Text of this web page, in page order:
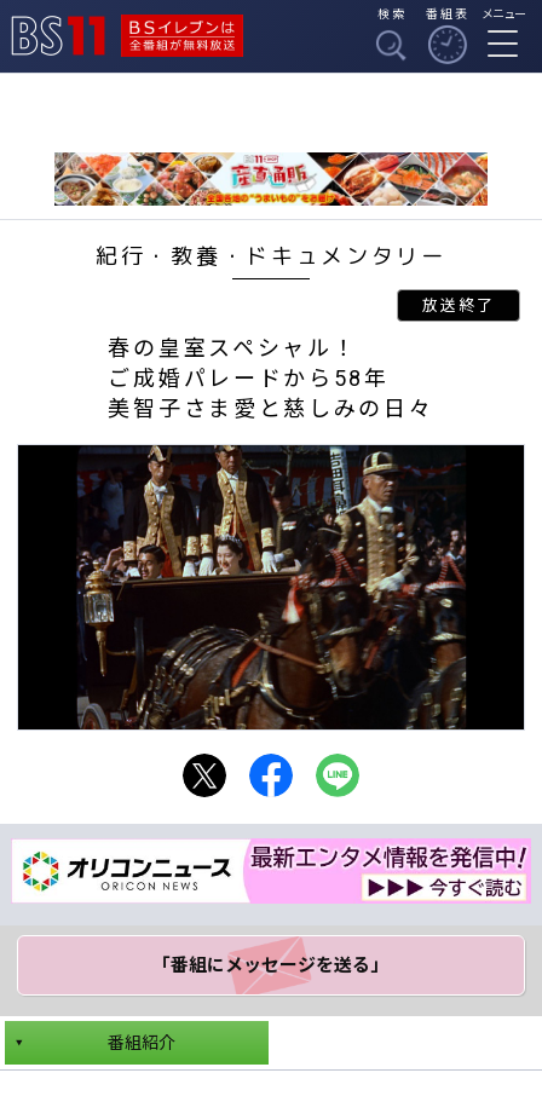
BSイレブンは全番組
検索 番組表 メニュー
紀行・教養・ドキュメンタリー
春の皇室スペシャル！
ご成婚パレードから58年
美智子さま愛と慈しみの日々
「番組にメッセージを送る」
番組紹介